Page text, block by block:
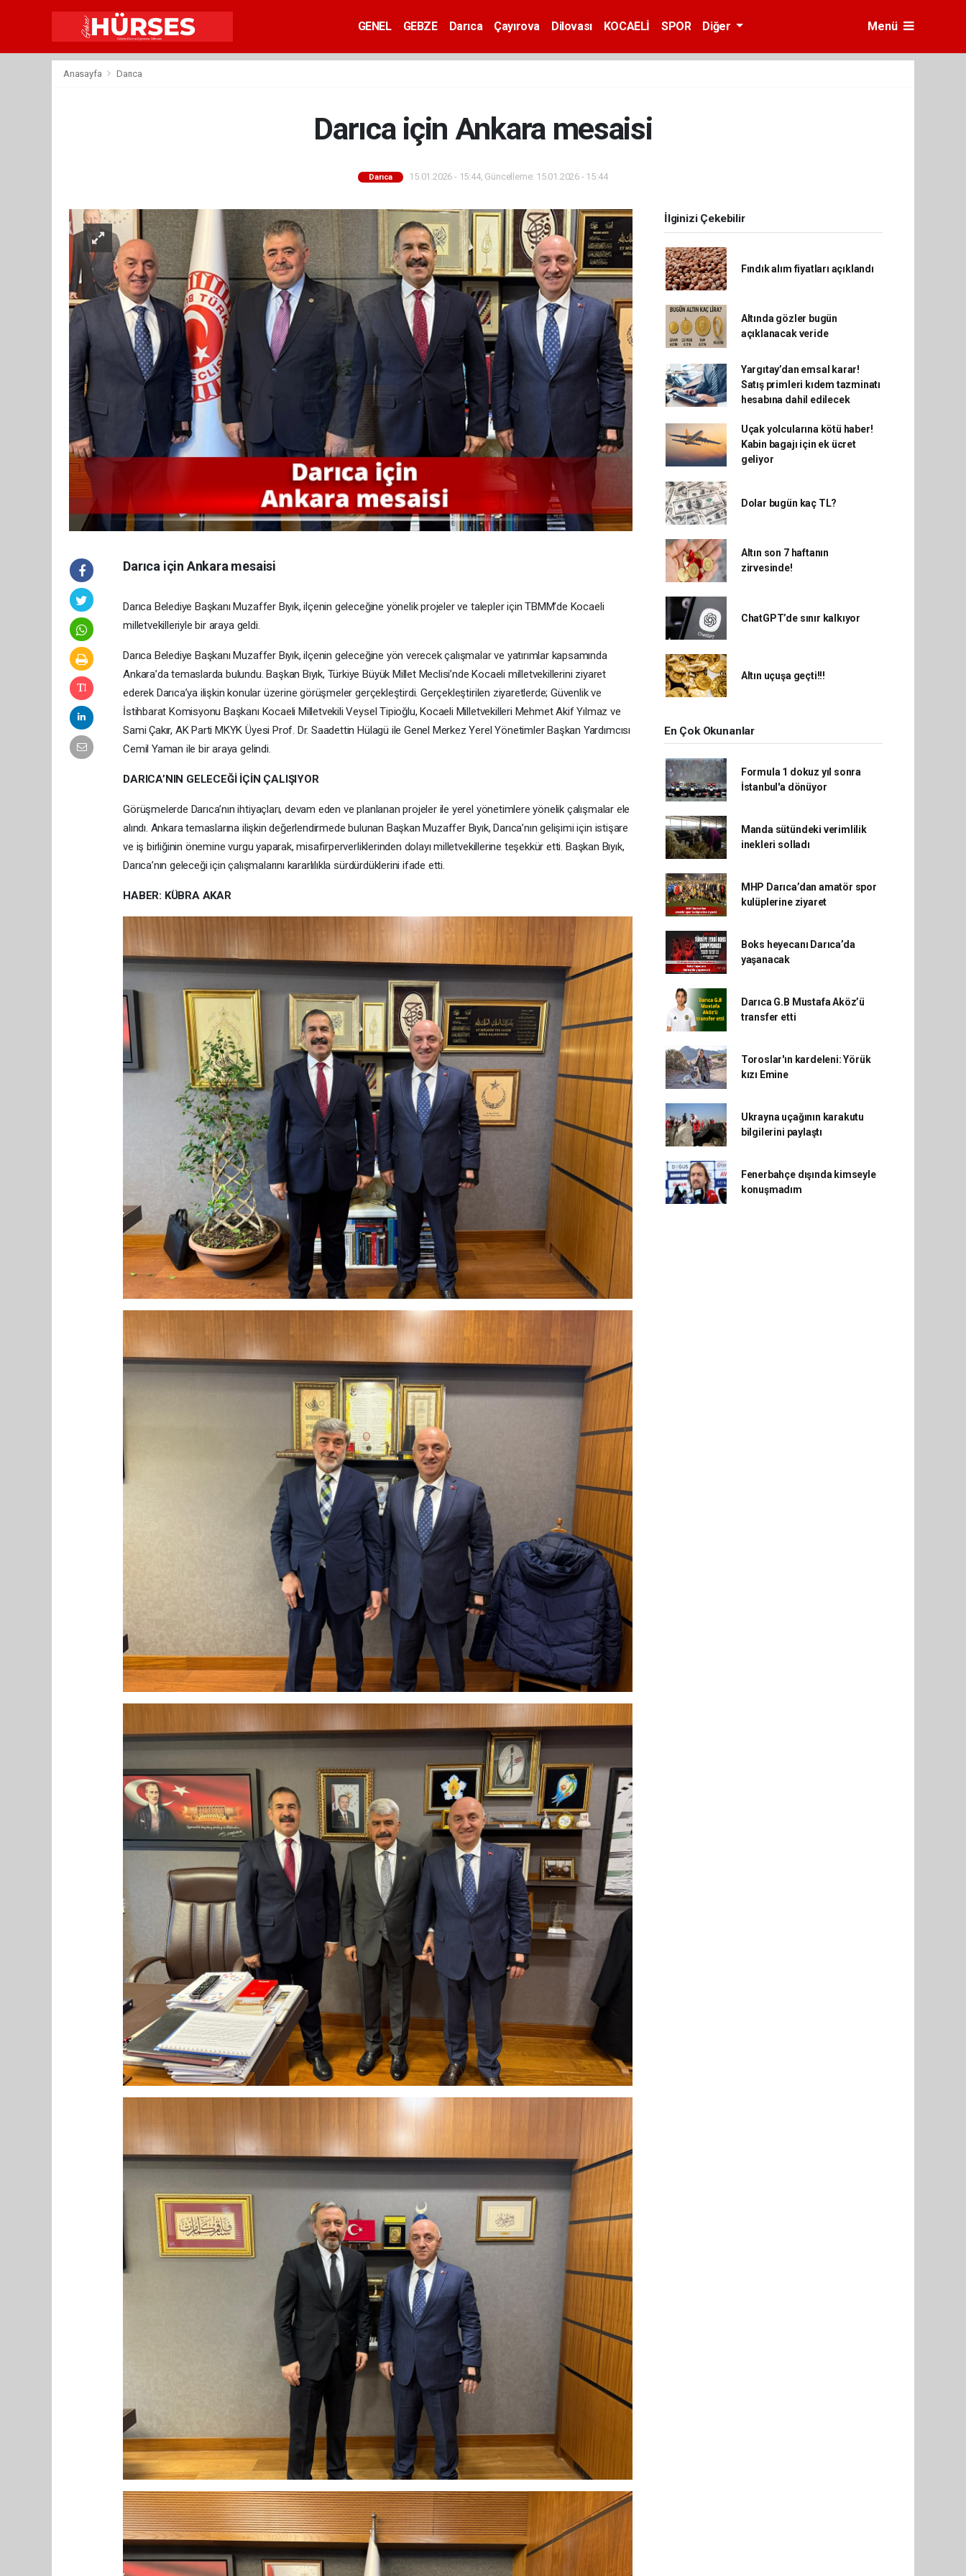
GENEL GEBZE Darıca Çayırova Dilovası KOCAELİ SPOR Diğer Menü
Anasayfa Darıca
Darıca için Ankara mesaisi
Darıca 15.01.2026 - 15:44, Güncelleme: 15.01.2026 - 15:44
Darıca için Ankara mesaisi
Darıca Belediye Başkanı Muzaffer Bıyık, ilçenin geleceğine yönelik projeler ve talepler için TBMM’de Kocaeli
milletvekilleriyle bir araya geldi.
Darıca Belediye Başkanı Muzaffer Bıyık, ilçenin geleceğine yön verecek çalışmalar ve yatırımlar kapsamında
Ankara’da temaslarda bulundu. Başkan Bıyık, Türkiye Büyük Millet Meclisi’nde Kocaeli milletvekillerini ziyaret
ederek Darıca’ya ilişkin konular üzerine görüşmeler gerçekleştirdi. Gerçekleştirilen ziyaretlerde; Güvenlik ve
İstihbarat Komisyonu Başkanı Kocaeli Milletvekili Veysel Tipioğlu, Kocaeli Milletvekilleri Mehmet Akif Yılmaz ve
Sami Çakır, AK Parti MKYK Üyesi Prof. Dr. Saadettin Hülagü ile Genel Merkez Yerel Yönetimler Başkan Yardımcısı
Cemil Yaman ile bir araya gelindi.
DARICA’NIN GELECEĞİ İÇİN ÇALIŞIYOR
Görüşmelerde Darıca’nın ihtiyaçları, devam eden ve planlanan projeler ile yerel yönetimlere yönelik çalışmalar ele
alındı. Ankara temaslarına ilişkin değerlendirmede bulunan Başkan Muzaffer Bıyık, Darıca’nın gelişimi için istişare
ve iş birliğinin önemine vurgu yaparak, misafirperverliklerinden dolayı milletvekillerine teşekkür etti. Başkan Bıyık,
Darıca’nın geleceği için çalışmalarını kararlılıkla sürdürdüklerini ifade etti.
HABER: KÜBRA AKAR
İlginizi Çekebilir
Fındık alım fiyatları açıklandı
Altında gözler bugün
açıklanacak veride
Yargıtay’dan emsal karar!
Satış primleri kıdem tazminatı
hesabına dahil edilecek
Uçak yolcularına kötü haber!
Kabin bagajı için ek ücret
geliyor
Dolar bugün kaç TL?
Altın son 7 haftanın
zirvesinde!
ChatGPT’de sınır kalkıyor
Altın uçuşa geçti!!!
En Çok Okunanlar
Formula 1 dokuz yıl sonra
İstanbul'a dönüyor
Manda sütündeki verimlilik
inekleri solladı
MHP Darıca’dan amatör spor
kulüplerine ziyaret
Boks heyecanı Darıca’da
yaşanacak
Darıca G.B Mustafa Aköz’ü
transfer etti
Toroslar'ın kardeleni: Yörük
kızı Emine
Ukrayna uçağının karakutu
bilgilerini paylaştı
Fenerbahçe dışında kimseyle
konuşmadım